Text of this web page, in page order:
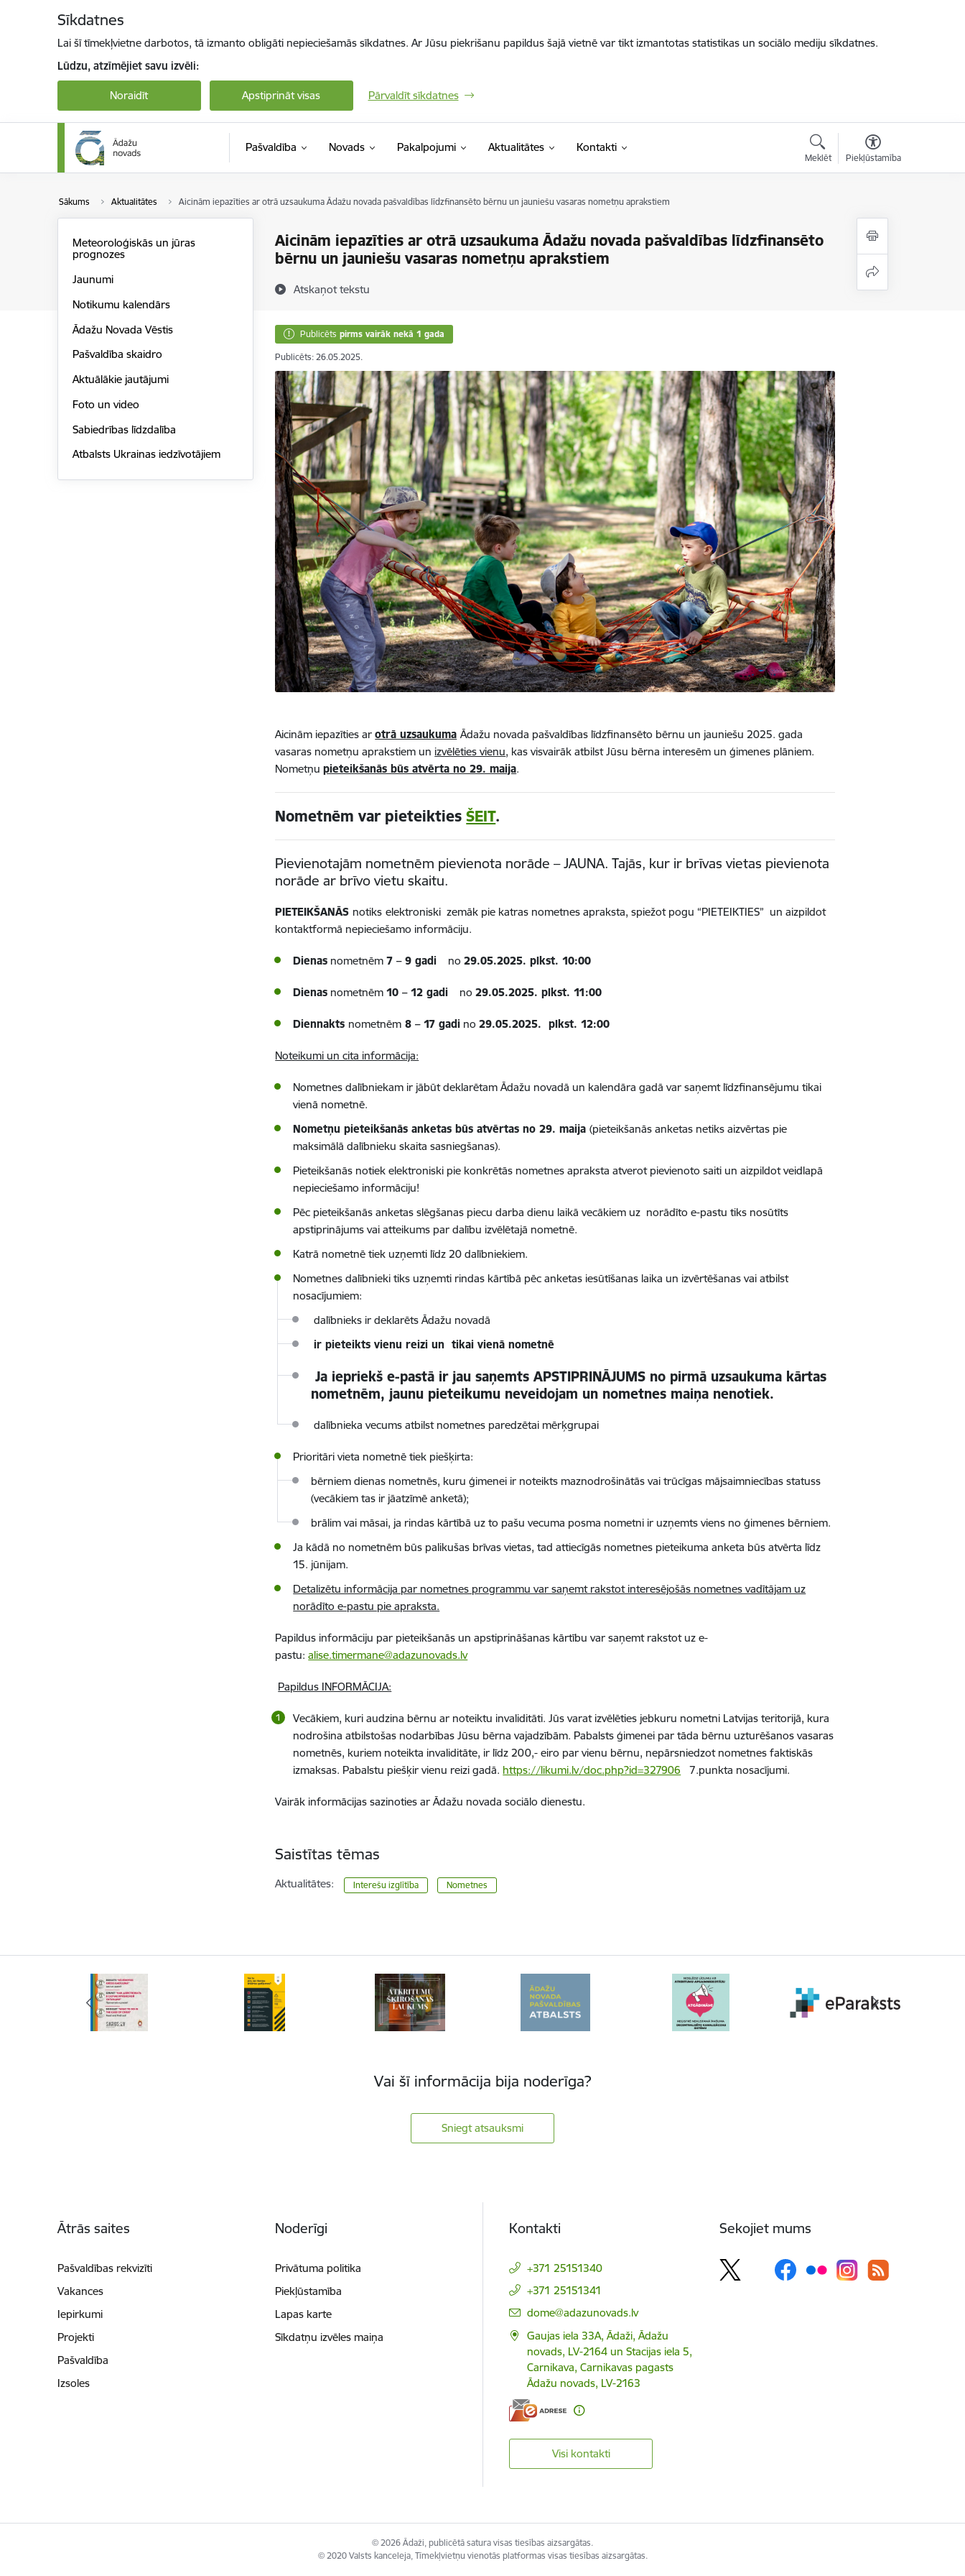
Sīkdatnes
Lai šī tīmekļvietne darbotos, tā izmanto obligāti nepieciešamās sīkdatnes. Ar Jūsu piekrišanu papildus šajā vietnē var tikt izmantotas statistikas un sociālo mediju sīkdatnes.
Lūdzu, atzīmējiet savu izvēli:
Noraidīt Apstiprināt visas Pārvaldīt sīkdatnes
Pašvaldība Novads Pakalpojumi Aktualitātes Kontakti
Meklēt Piekļūstamība
Sākums Aktualitātes Aicinām iepazīties ar otrā uzsaukuma Ādažu novada pašvaldības līdzfinansēto bērnu un jauniešu vasaras nometņu aprakstiem
Aicinām iepazīties ar otrā uzsaukuma Ādažu novada pašvaldības līdzfinansēto
bērnu un jauniešu vasaras nometņu aprakstiem
Atskaņot tekstu
Meteoroloģiskās un jūras
prognozes
Jaunumi
Notikumu kalendārs
Ādažu Novada Vēstis
Pašvaldība skaidro
Aktuālākie jautājumi
Foto un video
Sabiedrības līdzdalība
Atbalsts Ukrainas iedzīvotājiem
Publicēts pirms vairāk nekā 1 gada
Publicēts: 26.05.2025.
Aicinām iepazīties arotrā uzsaukuma Ādažu novada pašvaldības līdzfinansēto bērnu un jauniešu 2025. gada
vasaras nometņu aprakstiem un izvēlēties vienu, kas visvairāk atbilst Jūsu bērna interesēm un ģimenes plāniem.
Nometņupieteikšanās būs atvērta no 29. maija.
Nometnēm var pieteiktiesŠEIT.
Pievienotajām nometnēm pievienota norāde – JAUNA. Tajās, kur ir brīvas vietas pievienota
norāde ar brīvo vietu skaitu.
PIETEIKŠANĀS notiks elektroniski zemāk pie katras nometnes apraksta, spiežot pogu “PIETEIKTIES” un aizpildot
kontaktformā nepieciešamo informāciju.
Dienas nometnēm7 – 9 gadi no29.05.2025. plkst. 10:00
Dienas nometnēm10 – 12 gadi no29.05.2025. plkst. 11:00
Diennakts nometnēm 8 – 17 gadi no29.05.2025. plkst. 12:00
Noteikumi un cita informācija:
Nometnes dalībniekam ir jābūt deklarētam Ādažu novadā un kalendāra gadā var saņemt līdzfinansējumu tikai
vienā nometnē.
Nometņu pieteikšanās anketas būs atvērtas no 29. maija(pieteikšanās anketas netiks aizvērtas pie
maksimālā dalībnieku skaita sasniegšanas).
Pieteikšanās notiek elektroniski pie konkrētās nometnes apraksta atverot pievienoto saiti un aizpildot veidlapā
nepieciešamo informāciju!
Pēc pieteikšanās anketas slēgšanas piecu darba dienu laikā vecākiem uz norādīto e-pastu tiks nosūtīts
apstiprinājums vai atteikums par dalību izvēlētajā nometnē.
Katrā nometnē tiek uzņemti līdz 20 dalībniekiem.
Nometnes dalībnieki tiks uzņemti rindas kārtībā pēc anketas iesūtīšanas laika un izvērtēšanas vai atbilst
nosacījumiem:
dalībnieks ir deklarēts Ādažu novadā
ir pieteikts vienu reizi un tikai vienā nometnē
Ja iepriekš e-pastā ir jau saņemts APSTIPRINĀJUMS no pirmā uzsaukuma kārtas
nometnēm, jaunu pieteikumu neveidojam un nometnes maiņa nenotiek.
dalībnieka vecums atbilst nometnes paredzētai mērķgrupai
Prioritāri vieta nometnē tiek piešķirta:
bērniem dienas nometnēs, kuru ģimenei ir noteikts maznodrošinātās vai trūcīgas mājsaimniecības statuss
(vecākiem tas ir jāatzīmē anketā);
brālim vai māsai, ja rindas kārtībā uz to pašu vecuma posma nometni ir uzņemts viens no ģimenes bērniem.
Ja kādā no nometnēm būs palikušas brīvas vietas, tad attiecīgās nometnes pieteikuma anketa būs atvērta līdz
15. jūnijam.
Detalizētu informācija par nometnes programmu var saņemt rakstot interesējošās nometnes vadītājam uz
norādīto e-pastu pie apraksta.
Papildus informāciju par pieteikšanās un apstiprināšanas kārtību var saņemt rakstot uz e-
pastu:alise.timermane@adazunovads.lv
Papildus INFORMĀCIJA:
Vecākiem, kuri audzina bērnu ar noteiktu invaliditāti. Jūs varat izvēlēties jebkuru nometni Latvijas teritorijā, kura
nodrošina atbilstošas nodarbības Jūsu bērna vajadzībām. Pabalsts ģimenei par tāda bērnu uzturēšanos vasaras
nometnēs, kuriem noteikta invaliditāte, ir līdz 200,- eiro par vienu bērnu, nepārsniedzot nometnes faktiskās
izmaksas. Pabalstu piešķir vienu reizi gadā. https://likumi.lv/doc.php?id=327906 7.punkta nosacījumi.
Vairāk informācijas sazinoties ar Ādažu novada sociālo dienestu.
Saistītas tēmas
Aktualitātes: Interešu izglītība Nometnes
Vai šī informācija bija noderīga?
Sniegt atsauksmi
Ātrās saites
Pašvaldības rekvizīti
Vakances
Iepirkumi
Projekti
Pašvaldība
Izsoles
Noderīgi
Privātuma politika
Piekļūstamība
Lapas karte
Sīkdatņu izvēles maiņa
Kontakti
+371 25151340
+371 25151341
E-pasts:
dome@adazunovads.lv
Gaujas iela 33A, Ādaži, Ādažu
novads, LV-2164 un Stacijas iela 5,
Carnikava, Carnikavas pagasts
Ādažu novads, LV-2163
Visi kontakti
Sekojiet mums
© 2026 Ādaži, publicētā satura visas tiesības aizsargātas.
© 2020 Valsts kanceleja, Tīmekļvietņu vienotās platformas visas tiesības aizsargātas.